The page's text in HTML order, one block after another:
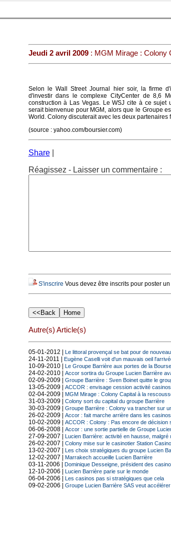
Jeudi 2 avril 2009: MGM Mirage : Colony
Selon le Wall Street Journal hier soir, la firme
d'investir dans le complexe CityCenter de 8,6
construction à Las Vegas. Le WSJ cite à ce
serait bienvenue pour MGM, alors que le Groupe
World. Colony discuterait avec les deux
(source : yahoo.com/boursier.com)
Share
Réagissez - Laisser un commentaire :
S'inscrire Vous devez être inscrits pour poster
Autre(s) Article(s)
05-01-2012 | Le littoral provençal se bat pour de
24-11-2011 | Eugène Caselli voit d'un mauvais oeil
10-09-2010 | Le Groupe Barrière aux portes de la Bourse
24-02-2010 | Accor sortira du Groupe Lucien Barrière
02-09-2009 | Groupe Barrière : Sven Boinet quitte le
13-05-2009 | ACCOR : envisage cession activité
02-04-2009 | MGM Mirage : Colony Capital à la
31-03-2009 | Colony sort du capital du groupe Barrière
30-03-2009 | Groupe Barrière : Colony va trancher sur
26-02-2009 | Accor : fait marche arrière dans les
10-02-2009 | ACCOR : Colony : Pas encore de décision
06-06-2008 | Accor : une sortie partielle de Groupe
27-09-2007 | Lucien Barrière: activité en hausse,
26-02-2007 | Colony mise sur le casinotier Station
13-02-2007 | Les choix stratégiques du groupe Lucien
12-02-2007 | Marrakech accueille Lucien Barrière
03-11-2006 | Dominique Desseigne, président des
12-10-2006 | Lucien Barrière parie sur le monde
06-04-2006 | Les casinos pas si stratégiques que cela
09-02-2006 | Groupe Lucien Barrière SAS veut